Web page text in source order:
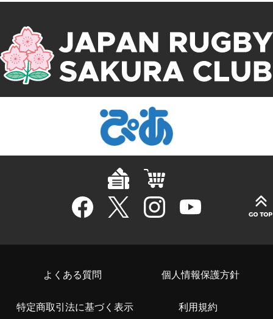
よくある質問 個人情報保護方針
特定商取引法に基づく表示 利用規約